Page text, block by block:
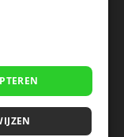
Btw: